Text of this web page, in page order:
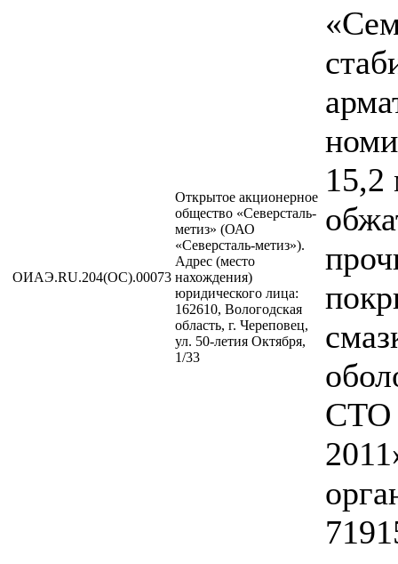
ОИАЭ.RU.204(ОС).00073
Открытое акционерное
общество «Северсталь-
метиз» (ОАО
«Северсталь-метиз»).
Адрес (место
нахождения)
юридического лица:
162610, Вологодская
область, г. Череповец,
ул. 50-летия Октября,
1/33
15,2
СТО